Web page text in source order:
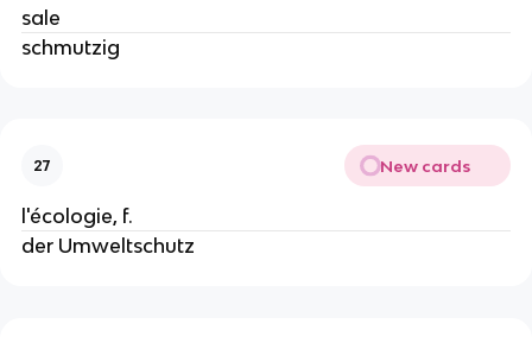
sale
schmutzig
27 New cards
l'écologie, f.
der Umweltschutz